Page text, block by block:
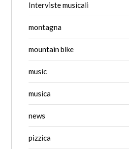
Interviste musicali
montagna
mountain bike
music
musica
news
pizzica